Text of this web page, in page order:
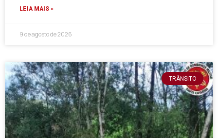
LEIA MAIS »
9 de agosto de 2026
TRÂNSITO